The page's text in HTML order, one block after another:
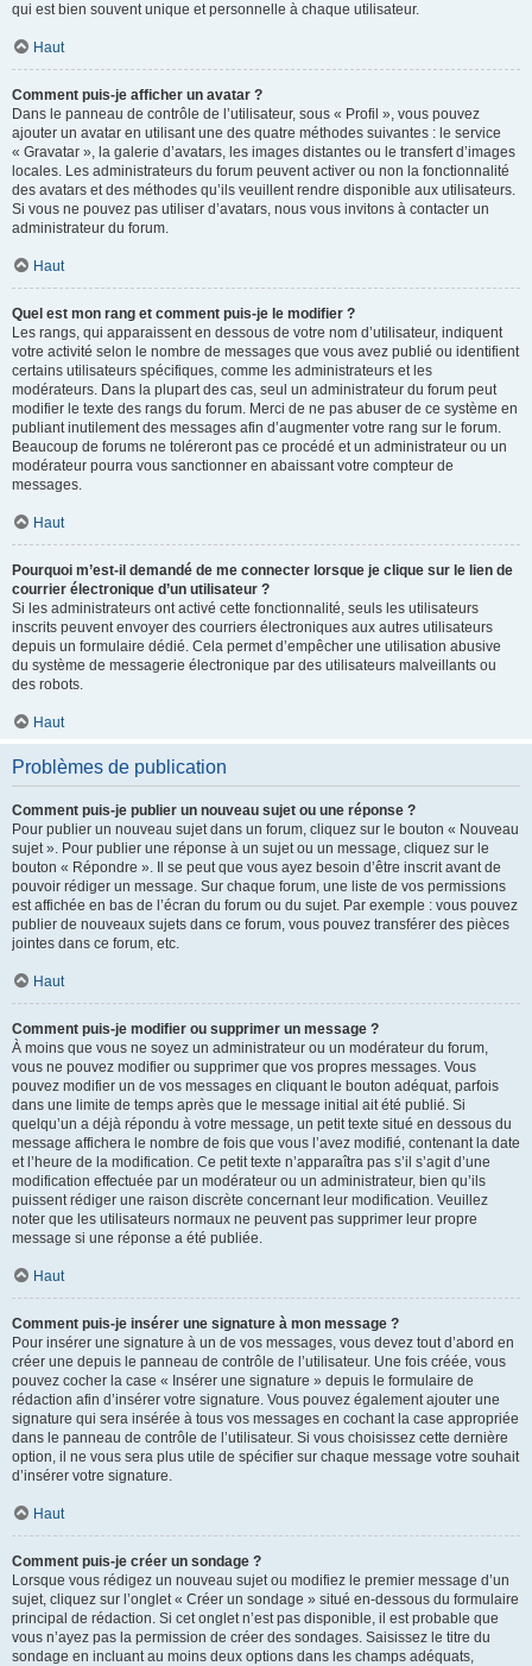
qui est bien souvent unique et personnelle à chaque utilisateur.
Haut
Comment puis-je afficher un avatar ?
Dans le panneau de contrôle de l’utilisateur, sous « Profil », vous pouvez
ajouter un avatar en utilisant une des quatre méthodes suivantes : le service
« Gravatar », la galerie d’avatars, les images distantes ou le transfert d’images
locales. Les administrateurs du forum peuvent activer ou non la fonctionnalité
des avatars et des méthodes qu’ils veuillent rendre disponible aux utilisateurs.
Si vous ne pouvez pas utiliser d’avatars, nous vous invitons à contacter un
administrateur du forum.
Haut
Quel est mon rang et comment puis-je le modifier ?
Les rangs, qui apparaissent en dessous de votre nom d’utilisateur, indiquent
votre activité selon le nombre de messages que vous avez publié ou identifient
certains utilisateurs spécifiques, comme les administrateurs et les
modérateurs. Dans la plupart des cas, seul un administrateur du forum peut
modifier le texte des rangs du forum. Merci de ne pas abuser de ce système en
publiant inutilement des messages afin d’augmenter votre rang sur le forum.
Beaucoup de forums ne toléreront pas ce procédé et un administrateur ou un
modérateur pourra vous sanctionner en abaissant votre compteur de
messages.
Haut
Pourquoi m’est-il demandé de me connecter lorsque je clique sur le lien de
courrier électronique d’un utilisateur ?
Si les administrateurs ont activé cette fonctionnalité, seuls les utilisateurs
inscrits peuvent envoyer des courriers électroniques aux autres utilisateurs
depuis un formulaire dédié. Cela permet d’empêcher une utilisation abusive
du système de messagerie électronique par des utilisateurs malveillants ou
des robots.
Haut
Problèmes de publication
Comment puis-je publier un nouveau sujet ou une réponse ?
Pour publier un nouveau sujet dans un forum, cliquez sur le bouton « Nouveau
sujet ». Pour publier une réponse à un sujet ou un message, cliquez sur le
bouton « Répondre ». Il se peut que vous ayez besoin d’être inscrit avant de
pouvoir rédiger un message. Sur chaque forum, une liste de vos permissions
est affichée en bas de l’écran du forum ou du sujet. Par exemple : vous pouvez
publier de nouveaux sujets dans ce forum, vous pouvez transférer des pièces
jointes dans ce forum, etc.
Haut
Comment puis-je modifier ou supprimer un message ?
À moins que vous ne soyez un administrateur ou un modérateur du forum,
vous ne pouvez modifier ou supprimer que vos propres messages. Vous
pouvez modifier un de vos messages en cliquant le bouton adéquat, parfois
dans une limite de temps après que le message initial ait été publié. Si
quelqu’un a déjà répondu à votre message, un petit texte situé en dessous du
message affichera le nombre de fois que vous l’avez modifié, contenant la date
et l’heure de la modification. Ce petit texte n’apparaîtra pas s’il s’agit d’une
modification effectuée par un modérateur ou un administrateur, bien qu’ils
puissent rédiger une raison discrète concernant leur modification. Veuillez
noter que les utilisateurs normaux ne peuvent pas supprimer leur propre
message si une réponse a été publiée.
Haut
Comment puis-je insérer une signature à mon message ?
Pour insérer une signature à un de vos messages, vous devez tout d’abord en
créer une depuis le panneau de contrôle de l’utilisateur. Une fois créée, vous
pouvez cocher la case « Insérer une signature » depuis le formulaire de
rédaction afin d’insérer votre signature. Vous pouvez également ajouter une
signature qui sera insérée à tous vos messages en cochant la case appropriée
dans le panneau de contrôle de l’utilisateur. Si vous choisissez cette dernière
option, il ne vous sera plus utile de spécifier sur chaque message votre souhait
d’insérer votre signature.
Haut
Comment puis-je créer un sondage ?
Lorsque vous rédigez un nouveau sujet ou modifiez le premier message d’un
sujet, cliquez sur l’onglet « Créer un sondage » situé en-dessous du formulaire
principal de rédaction. Si cet onglet n’est pas disponible, il est probable que
vous n’ayez pas la permission de créer des sondages. Saisissez le titre du
sondage en incluant au moins deux options dans les champs adéquats,